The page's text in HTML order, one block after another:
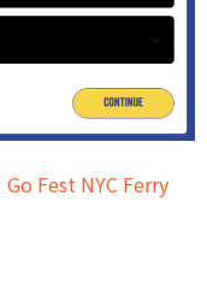
Go Fest NYC Ferry